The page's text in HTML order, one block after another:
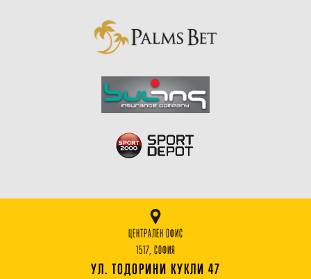
ЦЕНТРАЛЕН ОФИС
1517, СОФИЯ
УЛ. ТОДОРИНИ КУКЛИ 47